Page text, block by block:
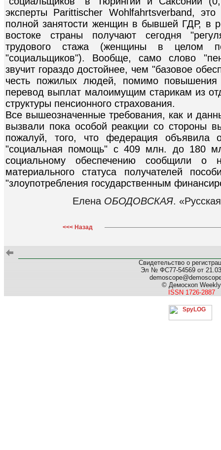
эксперты Parittischer Wohlfahrtsverband,
полной занятости женщин в бывшей ГДР, в
востоке страны получают сегодня
трудового стажа (женщины в целом
"социальщиков"). Вообще, само слово
звучит гораздо достойнее, чем "базовое
честь пожилых людей, помимо повышения
перевод выплат малоимущим старикам из
структуры пенсионного страхования.
Все вышеозначенные требования, как и
вызвали пока особой реакции со стороны
пожалуй, того, что федерация объявила
"социальная помощь" с 409 млн. до 180
социальному обеспечению сообщили о
материального статуса получателей
"злоупотребления государственным
Елена ОБОДОВСКАЯ.
<<< Назад
Свидетельство о
Эл № ФС77-54569 от
© Демоскоп Weekly
ISSN 1726-2887